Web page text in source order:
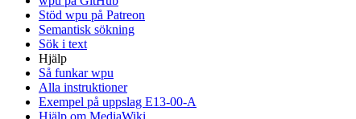
Stöd wpu på Patreon
Semantisk sökning
Sök i text
Hjälp
Så funkar wpu
Alla instruktioner
Exempel på uppslag E13-00-A
Hjälp om MediaWiki